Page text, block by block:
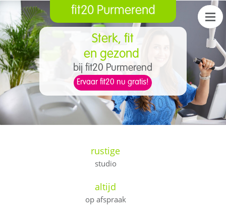
fit20 Purmerend
Sterk, fit
​en gezond
bij fit20 Purmerend
Ervaar fit20 nu gratis!
rustige
studio
altijd
op afspraak